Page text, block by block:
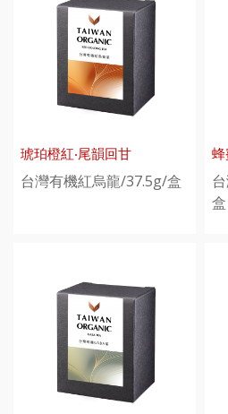
琥珀橙紅‧尾韻回甘
台灣有機紅烏龍/37.5g/盒
蜂
盒